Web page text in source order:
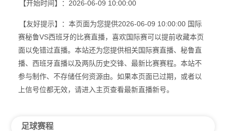
【开始时间】：2026-06-09 10:00:00
【友好提示】：本页面为您提供2026-06-09 10:00:00 国际
赛秘鲁VS西班牙的比赛直播，喜欢国际赛可以提前收藏本页
面以免错过直播。本站还为您提供相关国际赛直播、秘鲁直
播、西班牙直播以及两队历史交锋、最新比赛赛程。本站不
参与制作、不存储任何资源由。如果本页面已过期，或者以
上信号位都无效，请进入主页查看最新直播新号。
足球赛程